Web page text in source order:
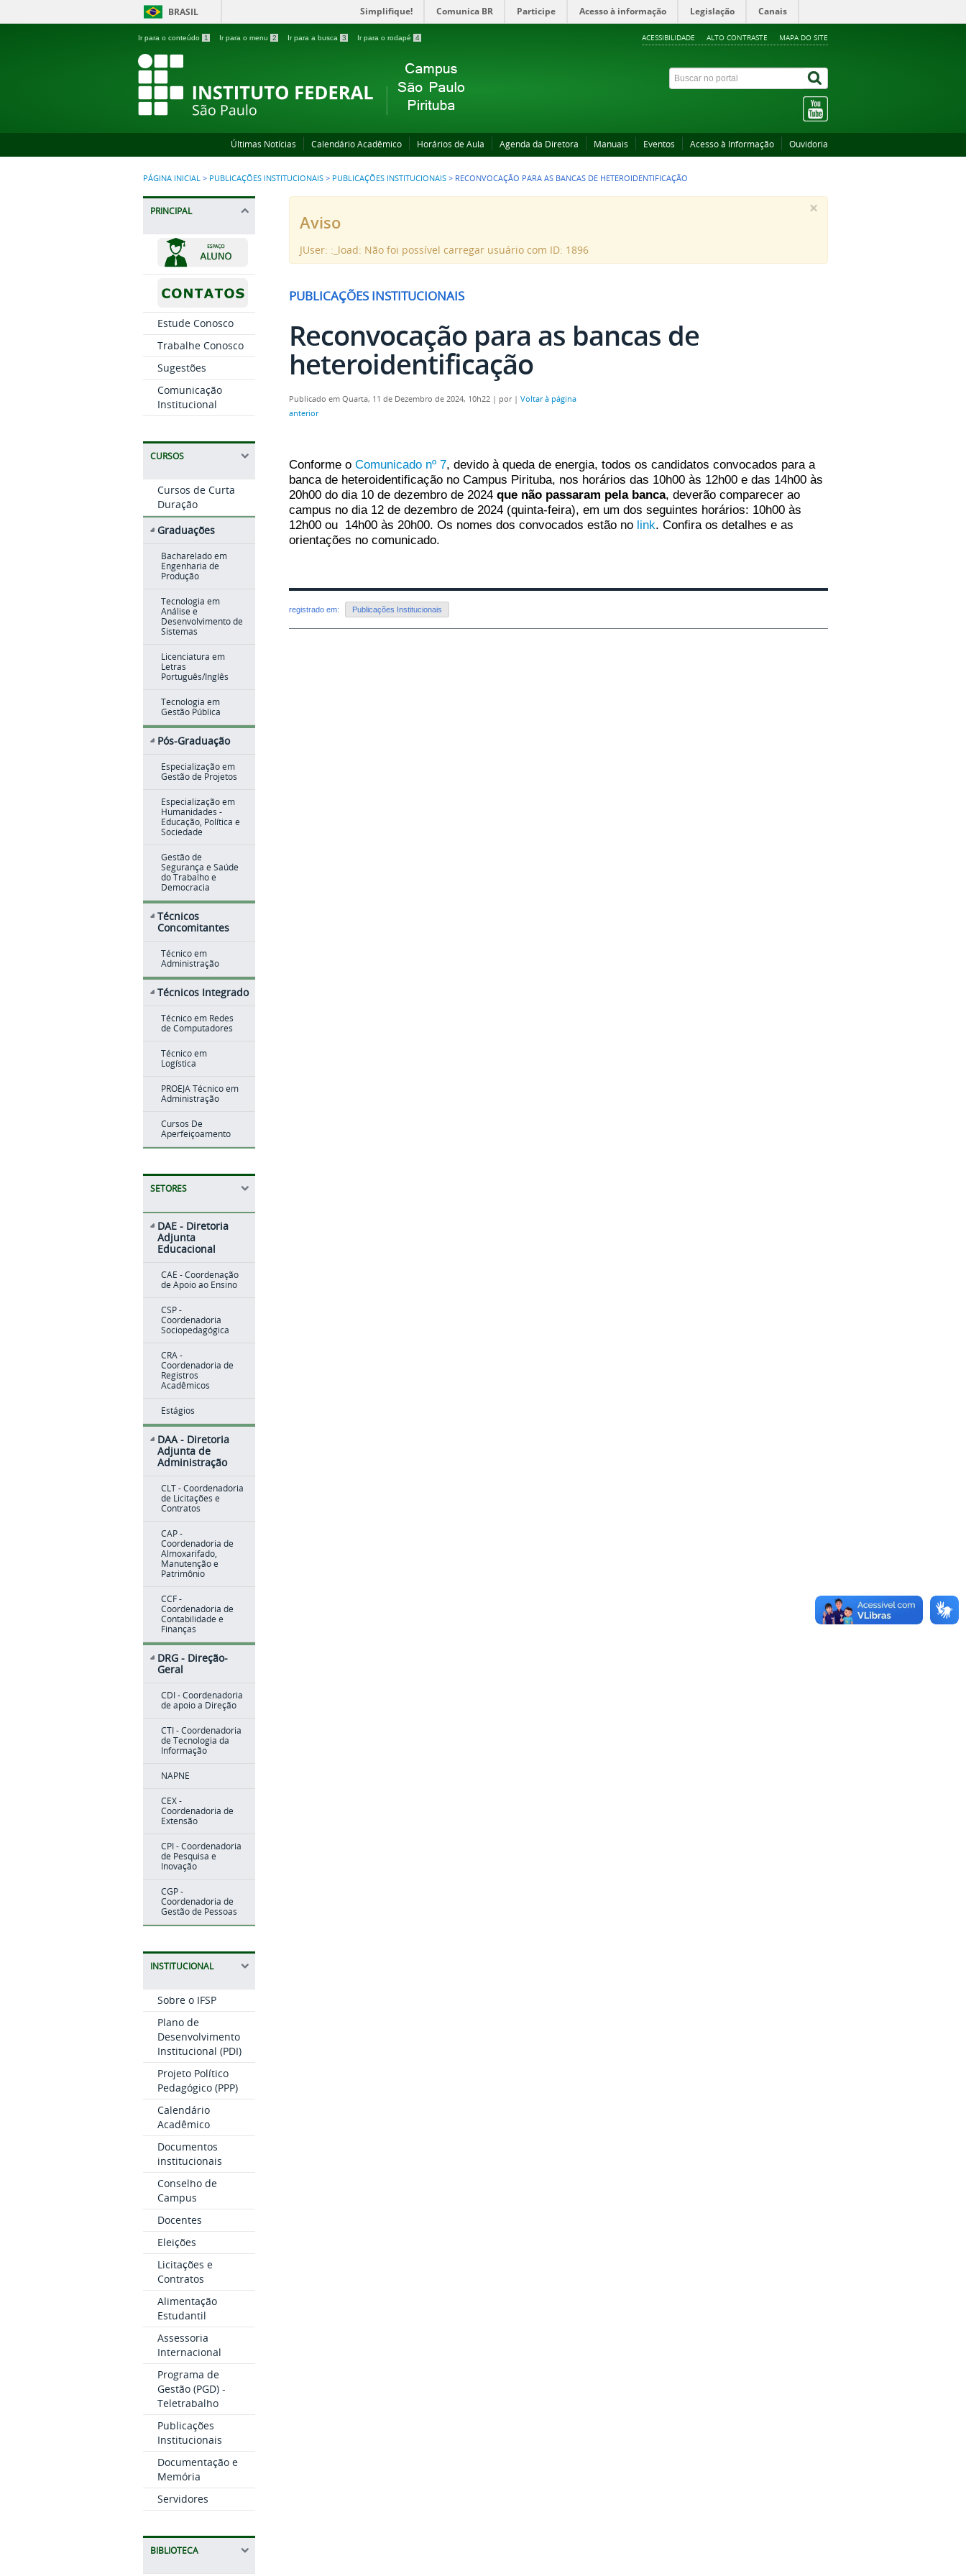
BRASIL Simplifique! Comunica BR Participe Acesso à informação Legislação Canais
Ir para o conteúdo 1 Ir para o menu 2 Ir para a busca 3 Ir para o rodapé 4 ACESSIBILIDADE ALTO CONTRASTE MAPA DO SITE
Últimas Notícias Calendário Acadêmico Horários de Aula Agenda da Diretora Manuais Eventos Acesso à Informação Ouvidoria
PÁGINA INICIAL > PUBLICAÇÕES INSTITUCIONAIS > PUBLICAÇÕES INSTITUCIONAIS > RECONVOCAÇÃO PARA AS BANCAS DE HETEROIDENTIFICAÇÃO
PRINCIPAL
Estude Conosco
Trabalhe Conosco
Sugestões
Comunicação
Institucional
CURSOS
Cursos de Curta
Duração
Graduações
Bacharelado em
Engenharia de
Produção
Tecnologia em
Análise e
Desenvolvimento de
Sistemas
Licenciatura em
Letras
Português/Inglês
Tecnologia em
Gestão Pública
Pós-Graduação
Especialização em
Gestão de Projetos
Especialização em
Humanidades -
Educação, Política e
Sociedade
Gestão de
Segurança e Saúde
do Trabalho e
Democracia
Técnicos
Concomitantes
Técnico em
Administração
Técnicos Integrado
Técnico em Redes
de Computadores
Técnico em
Logística
PROEJA Técnico em
Administração
Cursos De
Aperfeiçoamento
SETORES
DAE - Diretoria
Adjunta
Educacional
CAE - Coordenação
de Apoio ao Ensino
CSP -
Coordenadoria
Sociopedagógica
CRA -
Coordenadoria de
Registros
Acadêmicos
Estágios
DAA - Diretoria
Adjunta de
Administração
CLT - Coordenadoria
de Licitações e
Contratos
CAP -
Coordenadoria de
Almoxarifado,
Manutenção e
Patrimônio
CCF -
Coordenadoria de
Contabilidade e
Finanças
DRG - Direção-
Geral
CDI - Coordenadoria
de apoio a Direção
CTI - Coordenadoria
de Tecnologia da
Informação
NAPNE
CEX -
Coordenadoria de
Extensão
CPI - Coordenadoria
de Pesquisa e
Inovação
CGP -
Coordenadoria de
Gestão de Pessoas
INSTITUCIONAL
Sobre o IFSP
Plano de
Desenvolvimento
Institucional (PDI)
Projeto Político
Pedagógico (PPP)
Calendário
Acadêmico
Documentos
institucionais
Conselho de
Campus
Docentes
Eleições
Licitações e
Contratos
Alimentação
Estudantil
Assessoria
Internacional
Programa de
Gestão (PGD) -
Teletrabalho
Publicações
Institucionais
Documentação e
Memória
Servidores
BIBLIOTECA
×
Aviso
JUser: :_load: Não foi possível carregar usuário com ID: 1896
PUBLICAÇÕES INSTITUCIONAIS
Reconvocação para as bancas de
heteroidentificação
Publicado em Quarta, 11 de Dezembro de 2024, 10h22 | por | Voltar à página
anterior
Conforme o Comunicado nº 7, devido à queda de energia, todos os candidatos convocados para a
banca de heteroidentificação no Campus Pirituba, nos horários das 10h00 às 12h00 e das 14h00 às
20h00 do dia 10 de dezembro de 2024 que não passaram pela banca, deverão comparecer ao
campus no dia 12 de dezembro de 2024 (quinta-feira), em um dos seguintes horários: 10h00 às
12h00 ou 14h00 às 20h00. Os nomes dos convocados estão no link. Confira os detalhes e as
orientações no comunicado.
registrado em: Publicações Institucionais